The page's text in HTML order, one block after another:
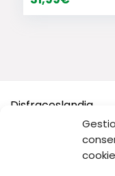
Disfraceslandia
Buscamos Disfraces
tipo de accesorios y